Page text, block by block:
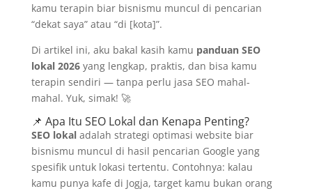
kamu terapin biar bisnismu muncul di pencarian
“dekat saya” atau “di [kota]”.
Di artikel ini, aku bakal kasih kamu panduan SEO
lokal 2026yang lengkap, praktis, dan bisa kamu
terapin sendiri — tanpa perlu jasa SEO mahal-
mahal. Yuk, simak! 🚀
📌 Apa Itu SEO Lokal dan Kenapa Penting?
SEO lokaladalah strategi optimasi website biar
bisnismu muncul di hasil pencarian Google yang
spesifik untuk lokasi tertentu. Contohnya: kalau
kamu punya kafe di Jogja, target kamu bukan orang